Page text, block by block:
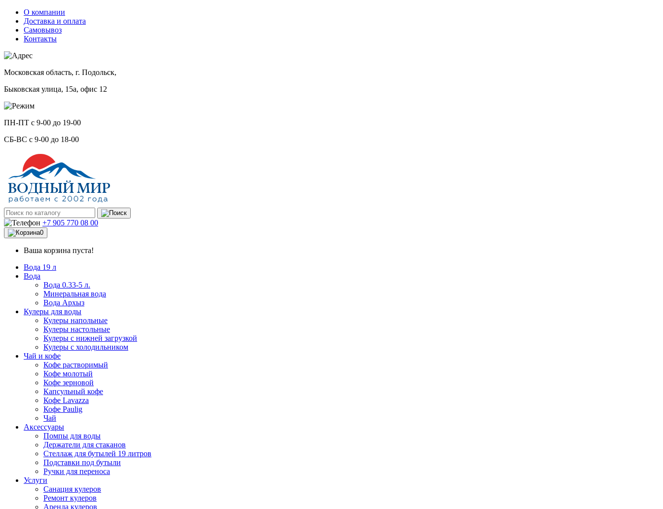
О компании
Доставка и оплата
Самовывоз
Контакты
Московская область, г. Подольск,
Быковская улица, 15а, офис 12
ПН-ПТ с 9-00 до 19-00
СБ-ВС с 9-00 до 18-00
+7 905 770 08 00
0
Ваша корзина пуста!
Вода 19 л
Вода
Вода 0.33-5 л.
Минеральная вода
Вода Архыз
Кулеры для воды
Кулеры напольные
Кулеры настольные
Кулеры с нижней загрузкой
Кулеры с холодильником
Чай и кофе
Кофе растворимый
Кофе молотый
Кофе зерновой
Капсульный кофе
Кофе Lavazza
Кофе Paulig
Чай
Аксессуары
Помпы для воды
Держатели для стаканов
Стеллаж для бутылей 19 литров
Подставки под бутыли
Ручки для переноса
Услуги
Санация кулеров
Ремонт кулеров
Аренда кулеров